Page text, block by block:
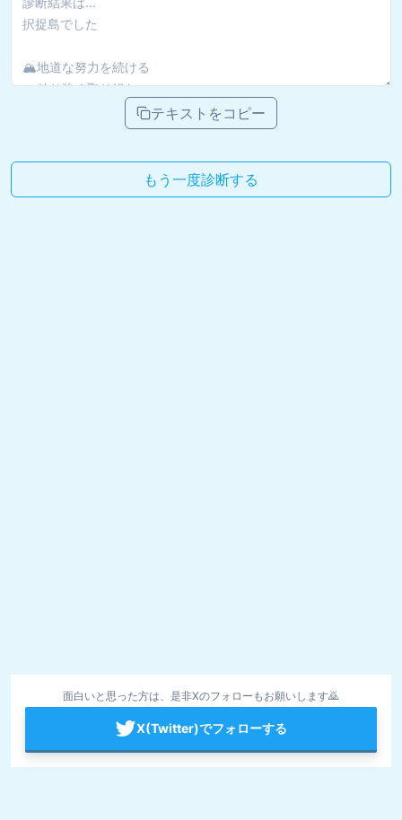
テキストをコピー
もう一度診断する
面白いと思った方は、是非Xのフォローもお願いします🙇
X(Twitter)でフォローする